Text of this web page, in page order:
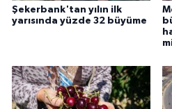
Şekerbank'tan yılın ilk
yarısında yüzde 32 büyüme